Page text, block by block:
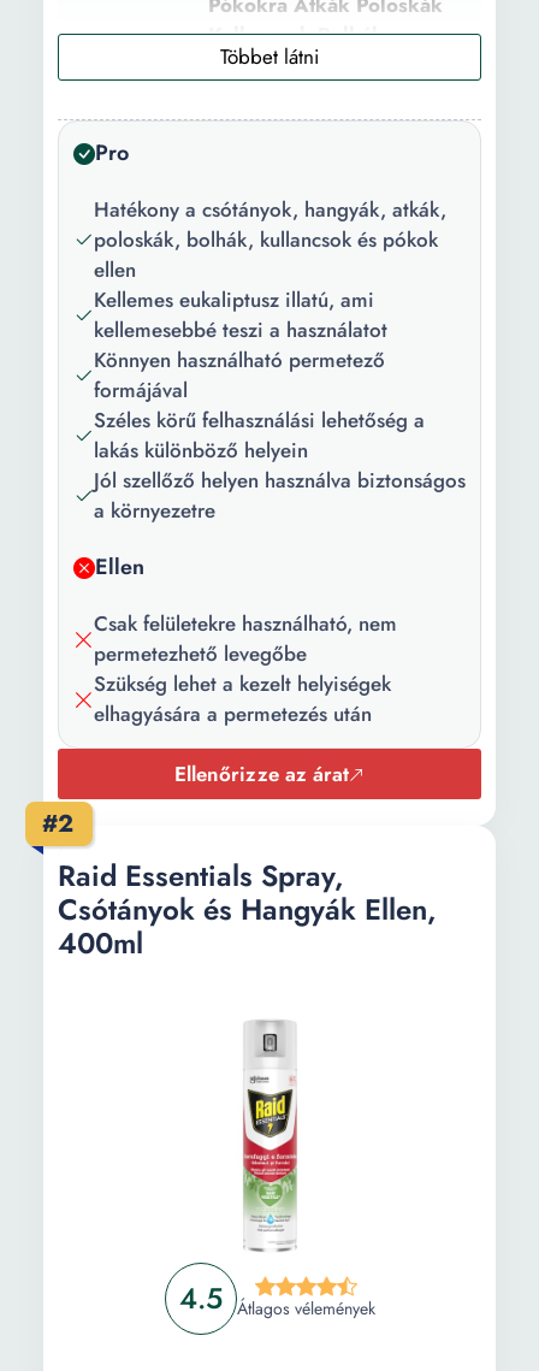
Kullancsok Bolhák
Parfüm:
Eukaliptusz
száma:
Kapacitás: 400 ml
Pro
Hatékony a csótányok, hangyák, atkák,
poloskák, bolhák, kullancsok és pókok
ellen
Kellemes eukaliptusz illatú, ami
kellemesebbé teszi a használatot
Könnyen használható permetező
formájával
Széles körű felhasználási lehetőség a
lakás különböző helyein
Jól szellőző helyen használva biztonságos
a környezetre
Ellen
Csak felületekre használható, nem
permetezhető levegőbe
Szükség lehet a kezelt helyiségek
elhagyására a permetezés után
Ellenőrizze az árat
#2
4.5 Átlagos vélemények
Raid Essentials Spray,
Csótányok és Hangyák Ellen,
400ml